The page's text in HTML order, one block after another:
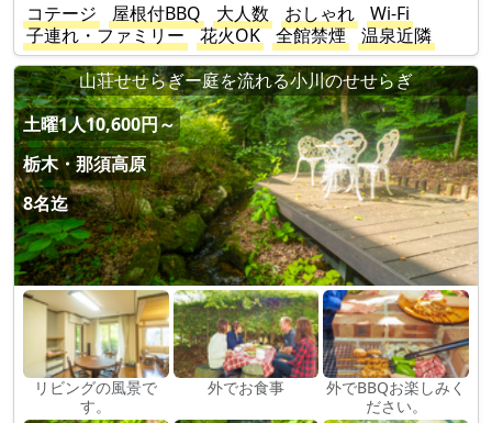
コテージ
屋根付BBQ 大人数 おしゃれ
Wi-Fi
子連れ・ファミリー
花火OK 全館禁煙
温泉近隣
山荘せせらぎー庭を流れる小川のせせらぎ
土曜1人10,600円～
栃木・那須高原
8名迄
リビングの風景で
す。
外でお食事
外でBBQお楽しみく
ださい。